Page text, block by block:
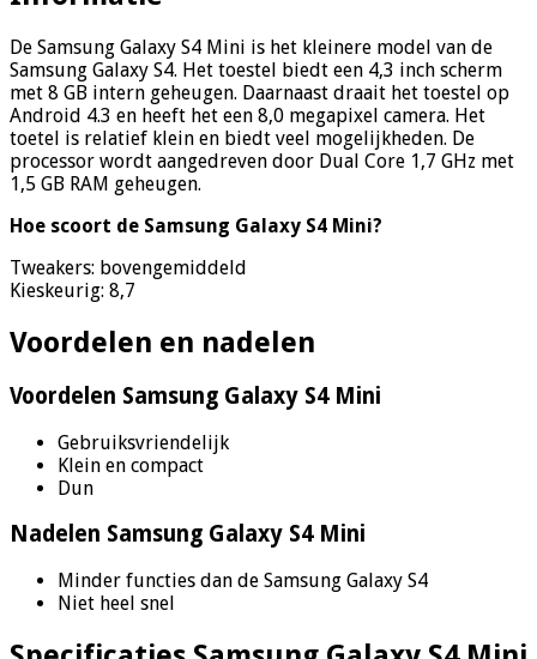
De Samsung Galaxy S4 Mini is het kleinere model van de
Samsung Galaxy S4. Het toestel biedt een 4,3 inch scherm
met 8 GB intern geheugen. Daarnaast draait het toestel op
Android 4.3 en heeft het een 8,0 megapixel camera. Het
toetel is relatief klein en biedt veel mogelijkheden. De
processor wordt aangedreven door Dual Core 1,7 GHz met
1,5 GB RAM geheugen.
Hoe scoort de Samsung Galaxy S4 Mini?
Tweakers: bovengemiddeld
Kieskeurig: 8,7
Voordelen en nadelen
Voordelen Samsung Galaxy S4 Mini
Gebruiksvriendelijk
Klein en compact
Dun
Nadelen Samsung Galaxy S4 Mini
Minder functies dan de Samsung Galaxy S4
Niet heel snel